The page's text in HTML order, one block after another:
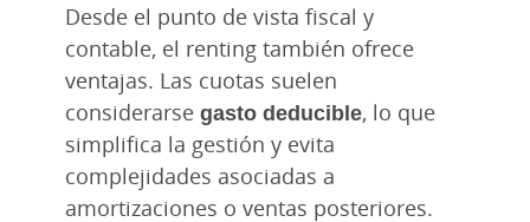
Desde el punto de vista fiscal y
contable, el renting también ofrece
ventajas. Las cuotas suelen
considerarse gasto deducible, lo que
simplifica la gestión y evita
complejidades asociadas a
amortizaciones o ventas posteriores.